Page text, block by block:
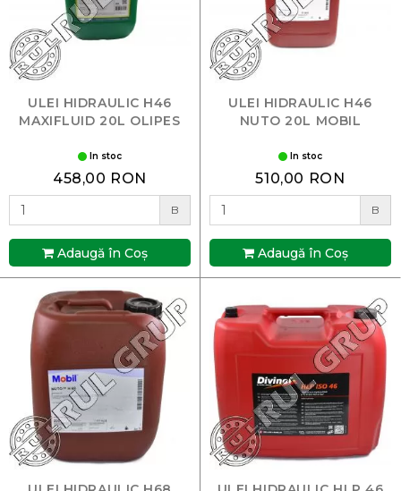
ULEI HIDRAULIC H46
MAXIFLUID 20L OLIPES
In stoc
458,00 RON
B
Adaugă în Coş
ULEI HIDRAULIC H46
NUTO 20L MOBIL
In stoc
510,00 RON
B
Adaugă în Coş